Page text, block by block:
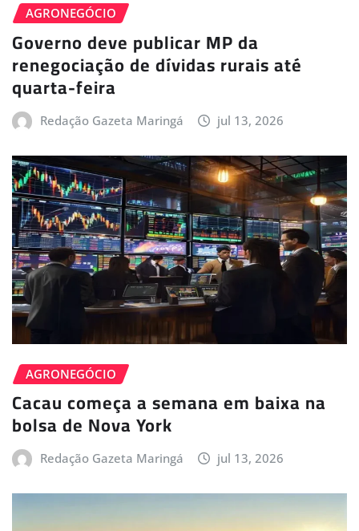
AGRONEGÓCIO
Governo deve publicar MP da
renegociação de dívidas rurais até
quarta-feira
Redação Gazeta Maringá jul 13, 2026
AGRONEGÓCIO
Cacau começa a semana em baixa na
bolsa de Nova York
Redação Gazeta Maringá jul 13, 2026